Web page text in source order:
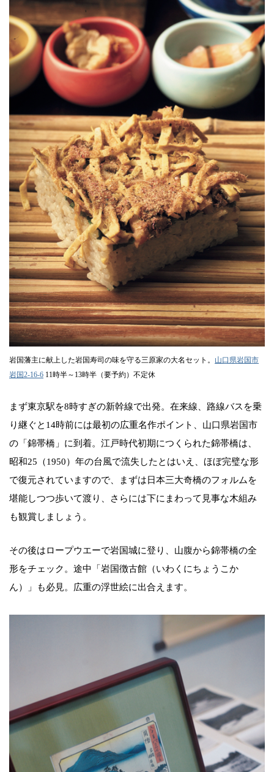
岩国藩主に献上した岩国寿司の味を守る三原家の大名セット。 山口県岩国市
岩国2-16-6 11時半～13時半（要予約）不定休
まず東京駅を8時すぎの新幹線で出発。在来線、路線バスを乗
り継ぐと14時前には最初の広重名作ポイント、山口県岩国市
の「錦帯橋」に到着。江戸時代初期につくられた錦帯橋は、
昭和25（1950）年の台風で流失したとはいえ、ほぼ完璧な形
で復元されていますので、まずは日本三大奇橋のフォルムを
堪能しつつ歩いて渡り、さらには下にまわって見事な木組み
も観賞しましょう。
その後はロープウエーで岩国城に登り、山腹から錦帯橋の全
形をチェック。途中「岩国徴古館（いわくにちょうこか
ん）」も必見。広重の浮世絵に出合えます。